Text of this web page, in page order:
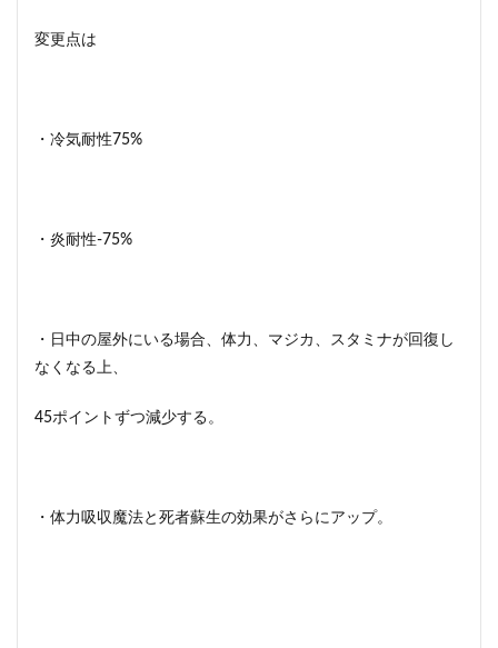
変更点は
・冷気耐性75%
・炎耐性-75%
・日中の屋外にいる場合、体力、マジカ、スタミナが回復し
なくなる上、
45ポイントずつ減少する。
・体力吸収魔法と死者蘇生の効果がさらにアップ。